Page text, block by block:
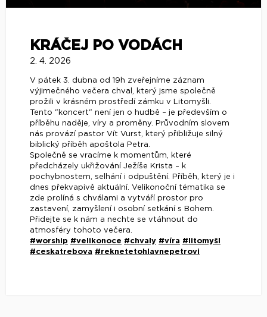
KRÁČEJ PO VODÁCH
2. 4. 2026
V pátek 3. dubna od 19h zveřejníme záznam
výjimečného večera chval, který jsme společně
prožili v krásném prostředí zámku v Litomyšli.
Tento "koncert" není jen o hudbě – je především o
příběhu naděje, víry a proměny. Průvodním slovem
nás provází pastor Vít Vurst, který přibližuje silný
biblický příběh apoštola Petra.
Společně se vracíme k momentům, které
předcházely ukřižování Ježíše Krista – k
pochybnostem, selhání i odpuštění. Příběh, který je i
dnes překvapivě aktuální. Velikonoční tématika se
zde prolíná s chválami a vytváří prostor pro
zastavení, zamyšlení i osobní setkání s Bohem.
Přidejte se k nám a nechte se vtáhnout do
atmosféry tohoto večera.
#worship #velikonoce #chvaly #víra #litomyšl
#ceskatrebova #reknetetohlavnepetrovi